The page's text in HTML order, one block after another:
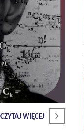
CZYTAJ WIĘCEJ